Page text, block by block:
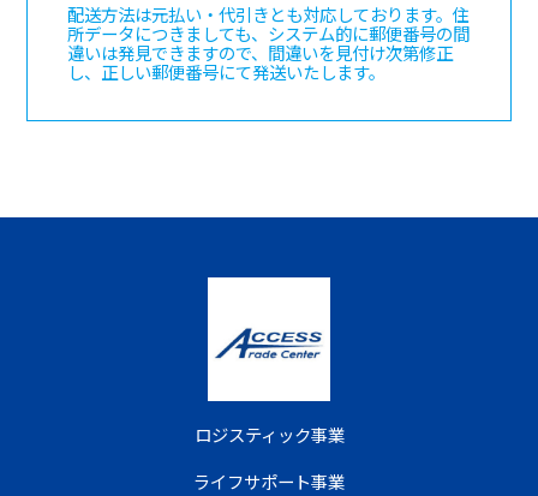
配送方法は元払い・代引きとも対応しております。住
所データにつきましても、システム的に郵便番号の間
違いは発見できますので、間違いを見付け次第修正
し、正しい郵便番号にて発送いたします。
ロジスティック事業
ライフサポート事業